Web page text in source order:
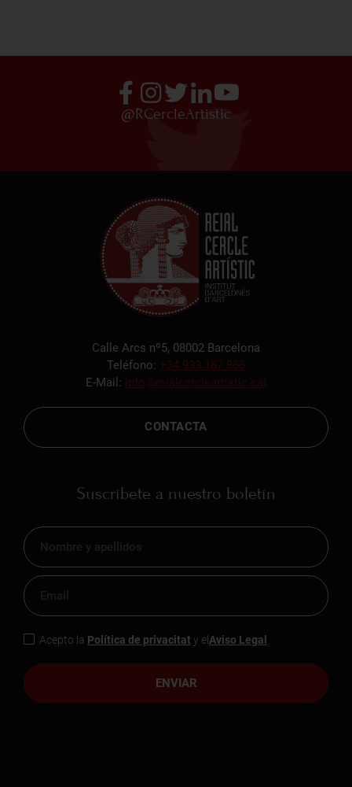
@RCercleArtistic
Calle Arcs nº5, 08002 Barcelona
Teléfono: +34 933 187 866
E-Mail: info@reialcercleartistic.cat
CONTACTA
Suscríbete a nuestro boletín
ENVIAR
Acepto la Política de privacitat y el Aviso Legal